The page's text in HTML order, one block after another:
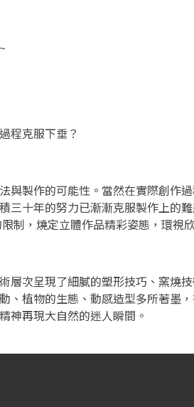
程克服下垂？
與製作的可能性。當然在實際創作
三十年的努力已漸漸克服製作上的
制，燒定立體作品精彩姿態，環視
層次呈現了細膩的塑形技巧、窯燒
、植物的生態、動感造型多所著墨
神再現大自然的迷人瞬間。